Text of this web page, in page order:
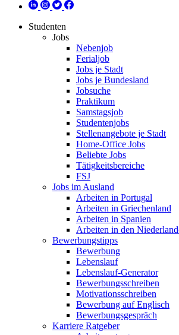
Studenten
Jobs
Nebenjob
Ferialjob
Jobs je Stadt
Jobs je Bundesland
Jobsuche
Praktikum
Samstagsjob
Studentenjobs
Stellenangebote je Stadt
Home-Office Jobs
Beliebte Jobs
Tätigkeitsbereiche
FSJ
Jobs im Ausland
Arbeiten in Portugal
Arbeiten in Griechenland
Arbeiten in Spanien
Arbeiten in den
Bewerbungstipps
Bewerbung
Lebenslauf
Lebenslauf-Generator
Bewerbungsschreiben
Motivationsschreiben
Bewerbung auf Englisch
Bewerbungsgespräch
Karriere Ratgeber